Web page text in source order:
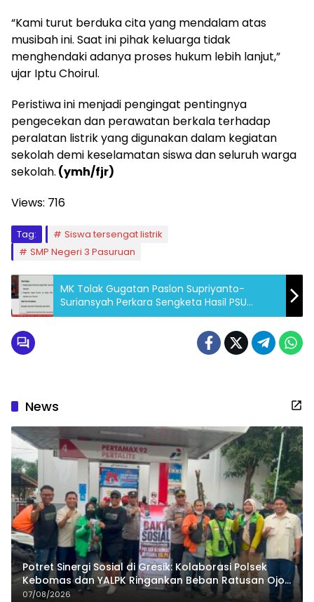
“Kami turut berduka cita yang mendalam atas
musibah ini. Saat ini pihak keluarga tidak
menghendaki adanya proses hukum lebih lanjut,”
ujar Iptu Choirul.
Peristiwa ini menjadi pengingat pentingnya
pengecekan dan perawatan berkala terhadap
peralatan listrik yang digunakan dalam kegiatan
sekolah demi keselamatan siswa dan seluruh warga
sekolah. (ymh/fjr)
Views: 716
Tag:
Siswa tersengat listrik
SMP Negeri 3 Pasuruan
MK Tolak Gugatan Paslon Supriyanto-
Suriansyah Perkara Sengketa Hasil PSU
Pilkada Pesawaran
News
Potret Sinergi Sosial di Gresik: Kolaborasi Polsek
Kebomas dan YALPK Ringankan Beban Ratusan Ojol
dan Warga
07/08/2026